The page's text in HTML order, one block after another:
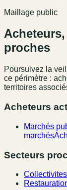
Maillage public
proches
Poursuivez la
ce périmètre :
territoires
Acheteurs
Marchés
marchés
Secteurs